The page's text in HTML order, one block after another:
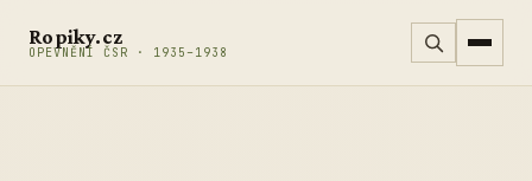
Ropiky.cz
OPEVNĚNÍ ČSR · 1935–1938